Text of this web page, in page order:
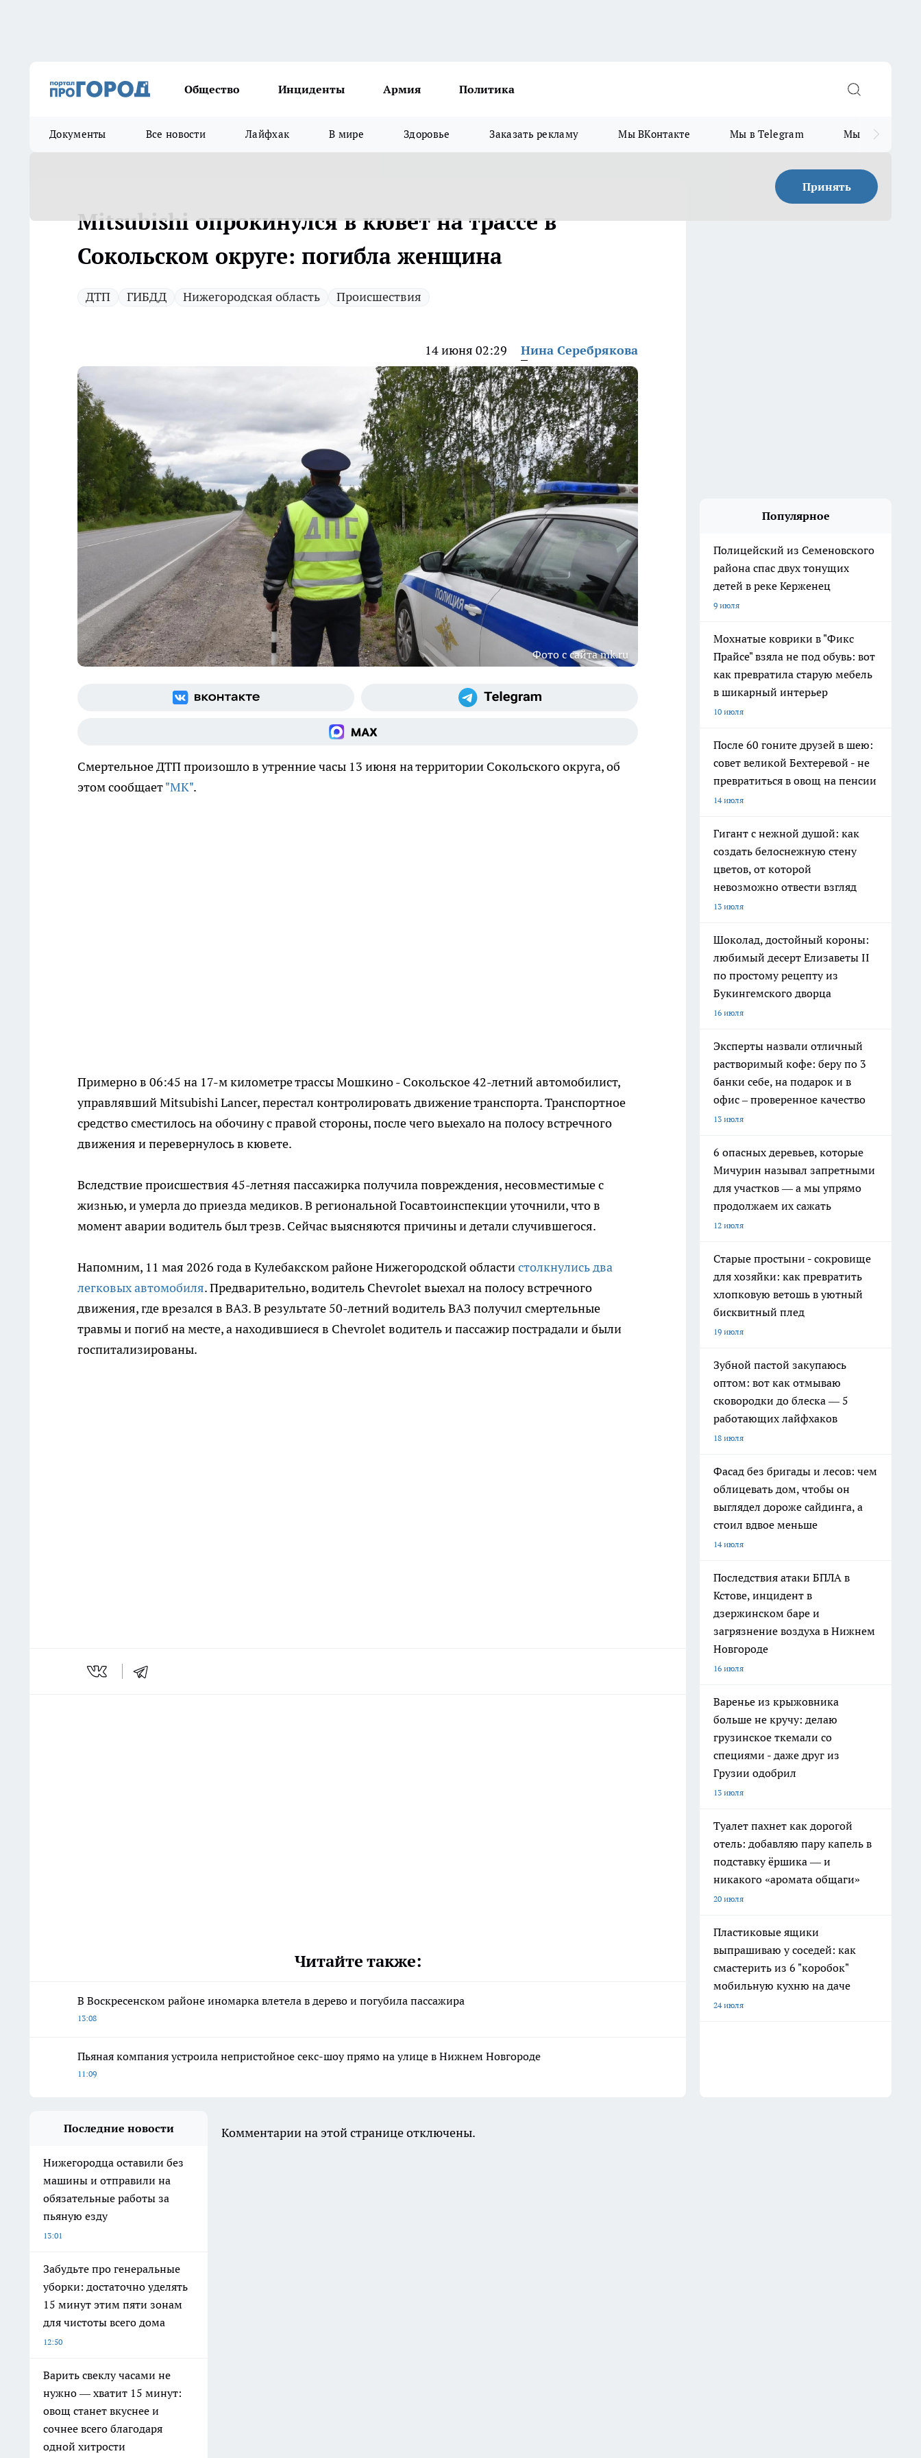
Общество Инциденты Армия Политика
Документы Все новости Лайфхак В мире Здоровье Заказать рекламу Мы ВКонтакте Мы в Telegram Мы в MAX
Принять
Mitsubishi опрокинулся в кювет на трассе в
Сокольском округе: погибла женщина
ДТП ГИБДД Нижегородская область Происшествия
14 июня 02:29 Нина Серебрякова
Фото с сайта mk.ru
Смертельное ДТП произошло в утренние часы 13 июня на территории Сокольского округа, об
этом сообщает"МК".
Примерно в 06:45 на 17-м километре трассы Мошкино - Сокольское 42-летний автомобилист,
управлявший Mitsubishi Lancer, перестал контролировать движение транспорта. Транспортное
средство сместилось на обочину с правой стороны, после чего выехало на полосу встречного
движения и перевернулось в кювете.
Вследствие происшествия 45-летняя пассажирка получила повреждения, несовместимые с
жизнью, и умерла до приезда медиков. В региональной Госавтоинспекции уточнили, что в
момент аварии водитель был трезв. Сейчас выясняются причины и детали случившегося.
Напомним, 11 мая 2026 года в Кулебакском районе Нижегородской областистолкнулись два
легковых автомобиля. Предварительно, водитель Chevrolet выехал на полосу встречного
движения, где врезался в ВАЗ. В результате 50-летний водитель ВАЗ получил смертельные
травмы и погиб на месте, а находившиеся в Chevrolet водитель и пассажир пострадали и были
госпитализированы.
Читайте также:
В Воскресенском районе иномарка влетела в дерево и погубила пассажира
13:08
Пьяная компания устроила непристойное секс-шоу прямо на улице в Нижнем Новгороде
11:09
Популярное
Полицейский из Семеновского
района спас двух тонущих
детей в реке Керженец
9 июля
Мохнатые коврики в "Фикс
Прайсе" взяла не под обувь: вот
как превратила старую мебель
в шикарный интерьер
10 июля
После 60 гоните друзей в шею:
совет великой Бехтеревой - не
превратиться в овощ на пенсии
14 июля
Гигант с нежной душой: как
создать белоснежную стену
цветов, от которой
невозможно отвести взгляд
13 июля
Шоколад, достойный короны:
любимый десерт Елизаветы II
по простому рецепту из
Букингемского дворца
16 июля
Эксперты назвали отличный
растворимый кофе: беру по 3
банки себе, на подарок и в
офис – проверенное качество
13 июля
6 опасных деревьев, которые
Мичурин называл запретными
для участков — а мы упрямо
продолжаем их сажать
12 июля
Старые простыни - сокровище
для хозяйки: как превратить
хлопковую ветошь в уютный
бисквитный плед
19 июля
Зубной пастой закупаюсь
оптом: вот как отмываю
сковородки до блеска — 5
работающих лайфхаков
18 июля
Фасад без бригады и лесов: чем
облицевать дом, чтобы он
выглядел дороже сайдинга, а
стоил вдвое меньше
14 июля
Последствия атаки БПЛА в
Кстове, инцидент в
дзержинском баре и
загрязнение воздуха в Нижнем
Новгороде
16 июля
Варенье из крыжовника
больше не кручу: делаю
грузинское ткемали со
специями - даже друг из
Грузии одобрил
13 июля
Туалет пахнет как дорогой
отель: добавляю пару капель в
подставку ёршика — и
никакого «аромата общаги»
20 июля
Пластиковые ящики
выпрашиваю у соседей: как
смастерить из 6 "коробок"
мобильную кухню на даче
24 июля
Последние новости
Нижегородца оставили без
машины и отправили на
обязательные работы за
пьяную езду
13:01
Забудьте про генеральные
уборки: достаточно уделять
15 минут этим пяти зонам
для чистоты всего дома
12:50
Варить свеклу часами не
нужно — хватит 15 минут:
овощ станет вкуснее и
сочнее всего благодаря
одной хитрости
Комментарии на этой странице отключены.